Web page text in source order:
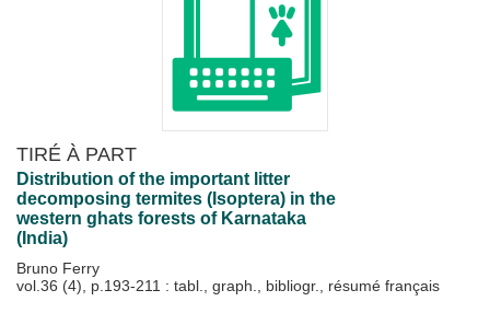
TIRÉ À PART
Distribution of the important litter
decomposing termites (Isoptera) in the
western ghats forests of Karnataka
(India)
Bruno Ferry
vol.36 (4), p.193-211 : tabl., graph., bibliogr., résumé français